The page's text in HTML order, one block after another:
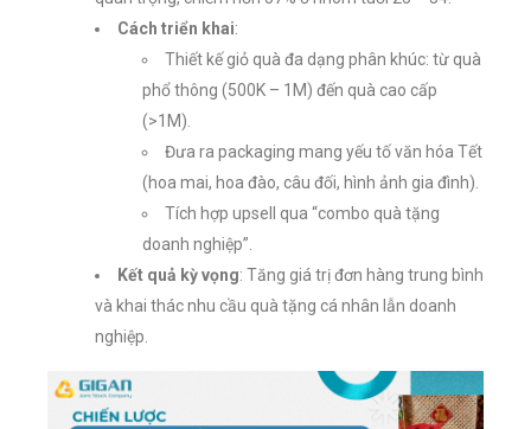
Cách triển khai:
Thiết kế giỏ quà đa dạng phân khúc: từ quà
phổ thông (500K – 1M) đến quà cao cấp
(>1M).
Đưa ra packaging mang yếu tố văn hóa Tết
(hoa mai, hoa đào, câu đối, hình ảnh gia đình).
Tích hợp upsell qua “combo quà tặng
doanh nghiệp”.
Kết quả kỳ vọng: Tăng giá trị đơn hàng trung bình
và khai thác nhu cầu quà tặng cá nhân lẫn doanh
nghiệp.